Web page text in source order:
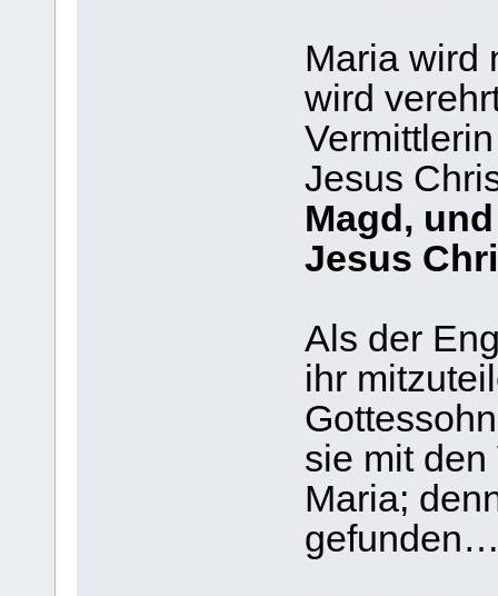
Maria wird
wird
Jesus
Magd,
Jesus
Als der
ihr
sie mit den
Maria;